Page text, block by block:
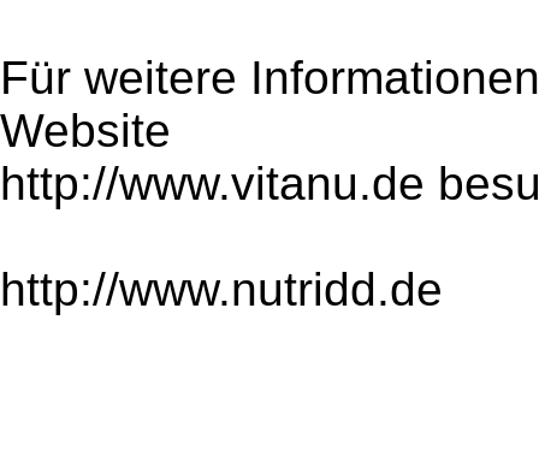
Für weitere
Website
http://www.vitanu.de
http://www.nutridd.de